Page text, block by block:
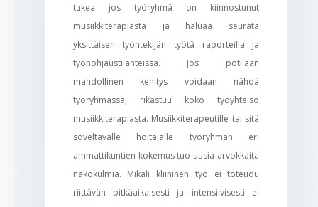
tukea jos työryhmä on kiinnostunut
musiikkiterapiasta ja haluaa seurata
yksittäisen työntekijän työtä raporteilla ja
työnohjaustilanteissa. Jos potilaan
mahdollinen kehitys voidaan nähdä
työryhmässä, rikastuu koko työyhteisö
musiikkiterapiasta. Musiikkiterapeutille tai sitä
soveltavalle hoitajalle työryhmän eri
ammattikuntien kokemus tuo uusia arvokkaita
näkökulmia. Mikäli kliininen työ ei toteudu
riittävän pitkäaikaisesti ja intensiivisesti ei